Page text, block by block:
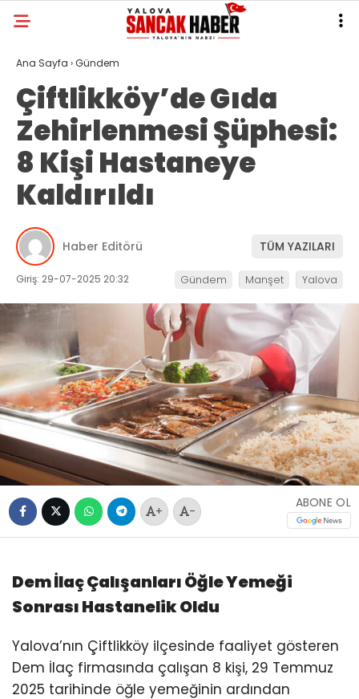
Ana Sayfa ›Gündem
Çiftlikköy’de Gıda
Zehirlenmesi Şüphesi:
8 Kişi Hastaneye
Kaldırıldı
Haber Editörü TÜM YAZILARI
Giriş: 29-07-2025 20:32 Gündem Manşet Yalova
+ -
ABONE OL
Dem İlaç Çalışanları Öğle Yemeği
Sonrası Hastanelik Oldu
Yalova’nın Çiftlikköy ilçesinde faaliyet gösteren
Dem İlaç firmasında çalışan 8 kişi, 29 Temmuz
2025 tarihinde öğle yemeğinin ardından